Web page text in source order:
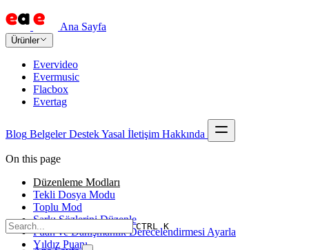
Ana Sayfa
Ürünler
Evervideo
Evermusic
Flacbox
Evertag
Blog Belgeler DestekYasal İletişim Hakkında
CTRL K
On this page
Düzenleme Modları
Tekli Dosya Modu
Toplu Mod
Şarkı Sözlerini Düzenle
Puan ve Danışmanlık Derecelendirmesi Ayarla
Yıldız Puanı